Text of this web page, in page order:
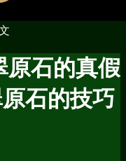
原石的真假
石的技巧